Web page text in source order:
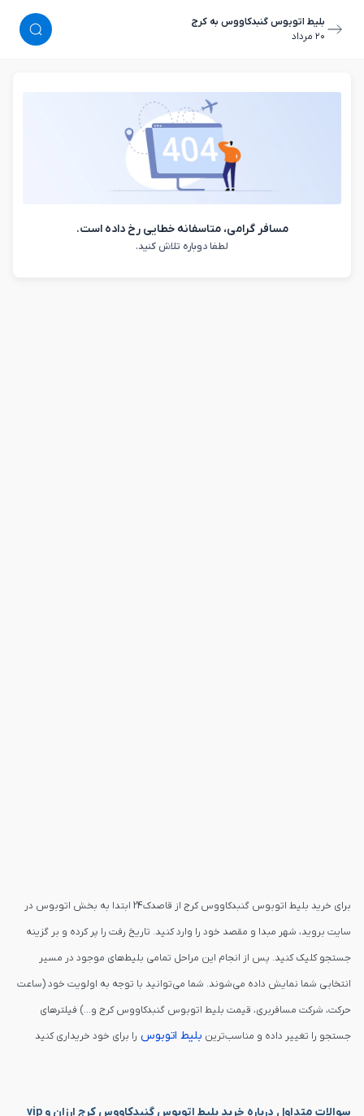
بلیط اتوبوس گنبدکاووس به کرج
٢٠ مرداد
مسافر گرامی، متاسفانه خطایی رخ داده است.
لطفا دوباره تلاش کنید.
برای خرید بلیط اتوبوس گنبدکاووس کرج از قاصدک24 ابتدا به بخش اتوبوس در
سایت بروید، شهر مبدا و مقصد خود را وارد کنید. تاریخ رفت را پر کرده و بر گزینه
جستجو کلیک کنید. پس از انجام این مراحل تمامی بلیط‌های موجود در مسیر
انتخابی شما نمایش داده می‌شوند. شما می‌توانید با توجه به اولویت خود (ساعت
حرکت، شرکت مسافربری، قیمت بلیط اتوبوس گنبدکاووس کرج و...) فیلترهای
جستجو را تغییر داده و مناسب‌ترین بلیط اتوبوس را برای خود خریداری کنید
سوالات متداول درباره خرید بلیط اتوبوس گنبدکاووس کرج ارزان و vip